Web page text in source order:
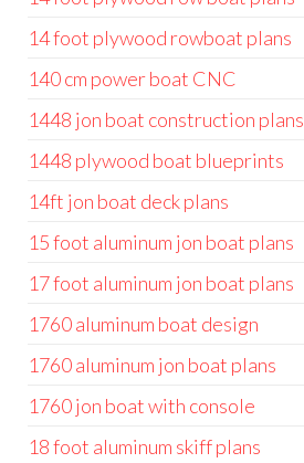
14 foot plywood rowboat plans
140 cm power boat CNC
1448 jon boat construction plans
1448 plywood boat blueprints
14ft jon boat deck plans
15 foot aluminum jon boat plans
17 foot aluminum jon boat plans
1760 aluminum boat design
1760 aluminum jon boat plans
1760 jon boat with console
18 foot aluminum skiff plans